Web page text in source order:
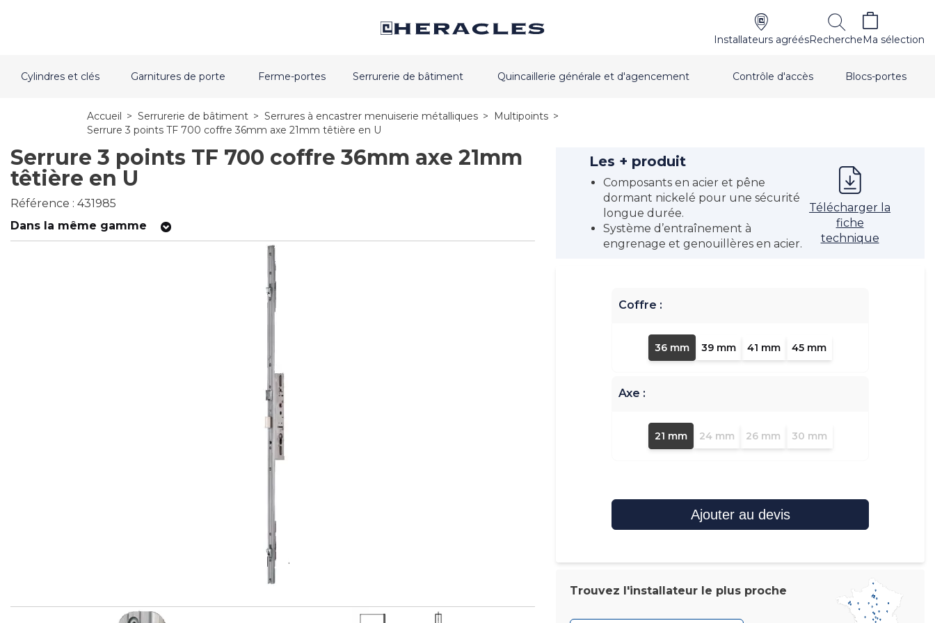
Installateurs agréésRechercheMa sélection
Cylindres et clés Garnitures de porte Ferme-portes Serrurerie de bâtiment Quincaillerie générale et d'agencement Contrôle d'accès Blocs-portes
Accueil > Serrurerie de bâtiment > Serrures à encastrer menuiserie métalliques > Multipoints >
Serrure 3 points TF 700 coffre 36mm axe 21mm têtière en U
Serrure 3 points TF 700 coffre 36mm axe 21mm
têtière en U
Référence : 431985
Dans la même gamme
Les + produit
Composants en acier et pêne
dormant nickelé pour une sécurité
longue durée.
Système d’entraînement à
engrenage et genouillères en acier.
Télécharger la
fiche
technique
Coffre :
36 mm 39 mm 41 mm 45 mm
Axe :
21 mm 24 mm 26 mm 30 mm
Ajouter au devis
Trouvez l'installateur le plus proche